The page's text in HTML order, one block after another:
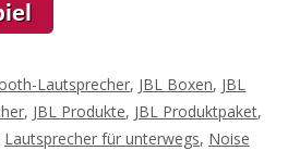
Lautsprecher, JBL Boxen, JBL
, JBL Produkte, JBL Produktpaket,
Lautsprecher für unterwegs, Noise